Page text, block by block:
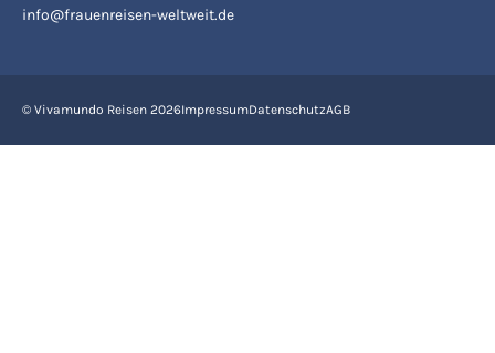
info@frauenreisen-weltweit.de
© Vivamundo Reisen 2026ImpressumDatenschutzAGB